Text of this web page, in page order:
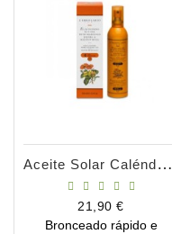
Aceite Solar Caléndula Y Jojoba SPF6
Precio
21,90 €
Bronceado rápido e